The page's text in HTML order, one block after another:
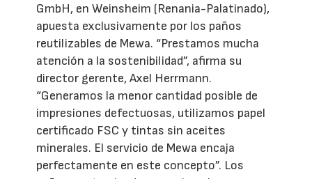
GmbH, en Weinsheim (Renania-Palatinado),
apuesta exclusivamente por los paños
reutilizables de Mewa. “Prestamos mucha
atención a la sostenibilidad”, afirma su
director gerente, Axel Herrmann.
“Generamos la menor cantidad posible de
impresiones defectuosas, utilizamos papel
certificado FSC y tintas sin aceites
minerales. El servicio de Mewa encaja
perfectamente en este concepto”. Los